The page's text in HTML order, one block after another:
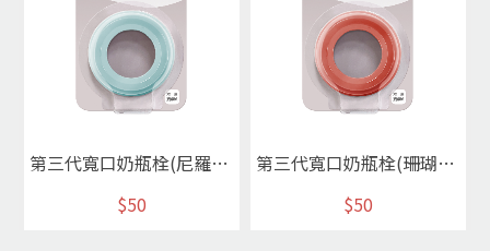
第三代寬口奶瓶栓(尼羅河藍)
$50
第三代寬口奶瓶栓(珊瑚紅)
$50